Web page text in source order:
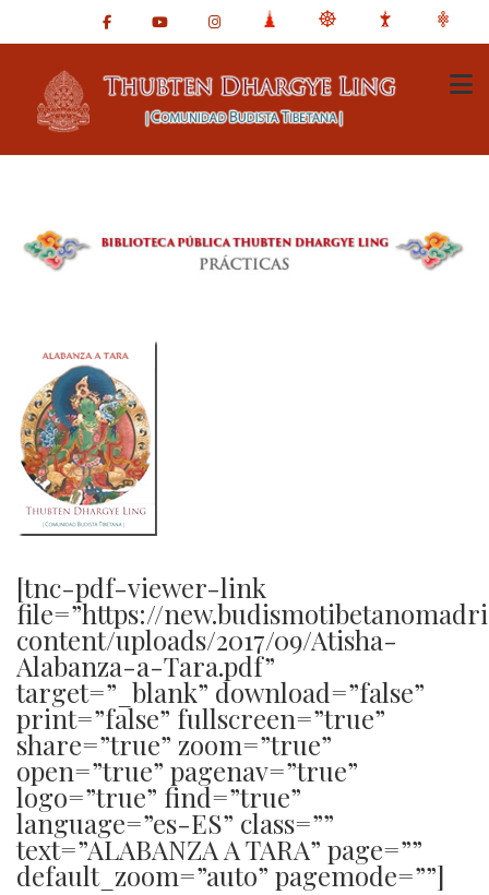
[tnc-pdf-viewer-link
file=”https://
content/uploads/2017/09/Atisha-
Alabanza-a-Tara.pdf”
target=”_blank” download=”false”
print=”false” fullscreen=”true”
share=”true” zoom=”true”
open=”true” pagenav=”true”
logo=”true” find=”true”
language=”es-ES” class=””
text=”ALABANZA A TARA” page=””
default_zoom=”auto” pagemode=””]